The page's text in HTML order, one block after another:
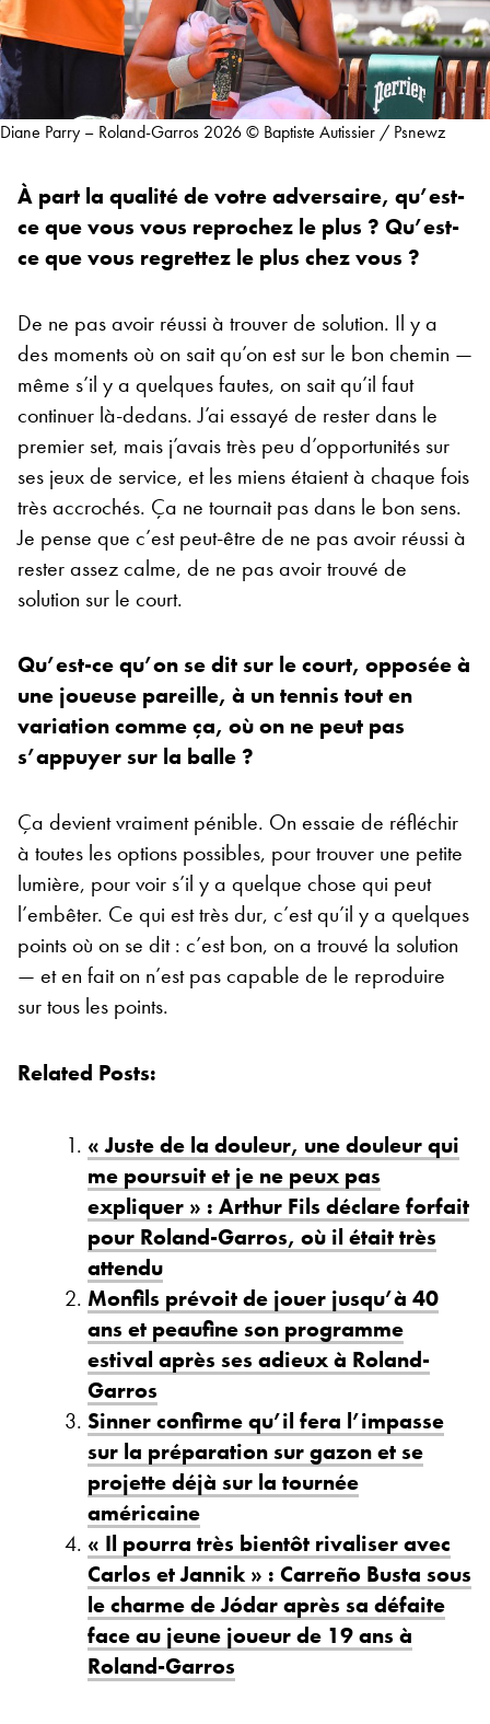
Diane Parry – Roland-Garros 2026 © Baptiste Autissier / Psnewz
À part la qualité de votre adversaire, qu’est-
ce que vous vous reprochez le plus ? Qu’est-
ce que vous regrettez le plus chez vous ?
De ne pas avoir réussi à trouver de solution. Il y a
des moments où on sait qu’on est sur le bon chemin —
même s’il y a quelques fautes, on sait qu’il faut
continuer là-dedans. J’ai essayé de rester dans le
premier set, mais j’avais très peu d’opportunités sur
ses jeux de service, et les miens étaient à chaque fois
très accrochés. Ça ne tournait pas dans le bon sens.
Je pense que c’est peut-être de ne pas avoir réussi à
rester assez calme, de ne pas avoir trouvé de
solution sur le court.
Qu’est-ce qu’on se dit sur le court, opposée à
une joueuse pareille, à un tennis tout en
variation comme ça, où on ne peut pas
s’appuyer sur la balle ?
Ça devient vraiment pénible. On essaie de réfléchir
à toutes les options possibles, pour trouver une petite
lumière, pour voir s’il y a quelque chose qui peut
l’embêter. Ce qui est très dur, c’est qu’il y a quelques
points où on se dit : c’est bon, on a trouvé la solution
— et en fait on n’est pas capable de le reproduire
sur tous les points.
Related Posts:
« Juste de la douleur, une douleur qui
me poursuit et je ne peux pas
expliquer » : Arthur Fils déclare forfait
pour Roland-Garros, où il était très
attendu
Monfils prévoit de jouer jusqu’à 40
ans et peaufine son programme
estival après ses adieux à Roland-
Garros
Sinner confirme qu’il fera l’impasse
sur la préparation sur gazon et se
projette déjà sur la tournée
américaine
« Il pourra très bientôt rivaliser avec
Carlos et Jannik » : Carreño Busta sous
le charme de Jódar après sa défaite
face au jeune joueur de 19 ans à
Roland-Garros